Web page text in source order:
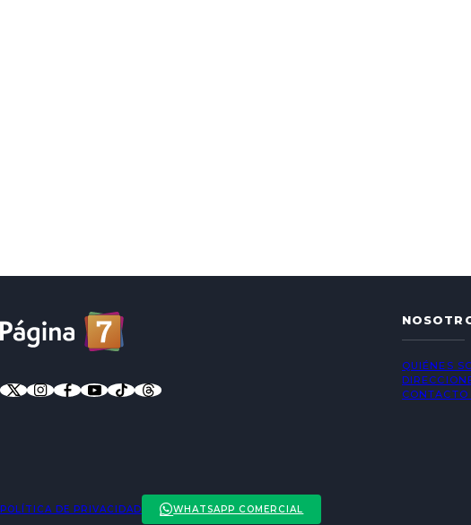
QUIÉNES
POLÍTICA DE PRIVACIDAD WHATSAPP COMERCIAL